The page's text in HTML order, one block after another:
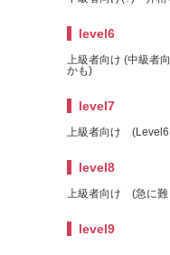
level6
上級者向け (中級者
かも)
level7
上級者向け (Level6
level8
上級者向け (急に難
level9